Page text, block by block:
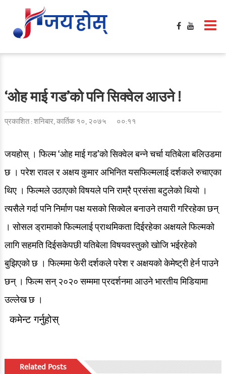
गृहपृष्ठ
मनोरञ्जन
फिल्मी खबर
टिभी / सिरिज / ओटीटी
सङ्गीत खबर
साहित्य खबर
गसिप
समिक्षा
फेशन / सौन्दर्य
रङ्गमञ्च
अन्तर्वार्ता
ग्यालरी
इभेन्ट ग्यालरी
देश/विदेश
‘ओह माई गड’को पनि सिक्वेल आउने !
प्रकाशित : शनिबार, कार्तिक १०, २०७५ ००:११
जयहोस् । फिल्म ‘ओह माई गड’को सिक्वेल बन्ने चर्चा यतिबेला बलिउडमा
छ । परेश रावल र अक्षय कुमार अभिनित यसफिल्मलाई दर्शकले रुचाएका
थिए । फिल्मले उठाएको विषयले पनि राम्रै प्रसंसा बटुलेको थियो ।
त्यसैले गर्दा पनि निर्माण पक्ष यसको सिक्वेल बनाउने तयारी गरिरहेका छन्
। सोसल ड्रामाको फिल्मलाई प्राथमिकता दिईरहेका अक्षयले फिल्मको
लागि सहमति दिईसकेपछी यतिबेला विषयवस्तुको खोजि भईरहेको
बुझिएको छ । फिल्ममा फेरी दर्शकले परेश र अक्षयको केमेष्ट्री हेर्न पाउने
छन् । फिल्म सन् २०२० सम्ममा प्रदर्शनमा आउने भारतीय मिडियामा
उल्लेख छ ।
कमेन्ट गर्नुहोस्
Related Posts